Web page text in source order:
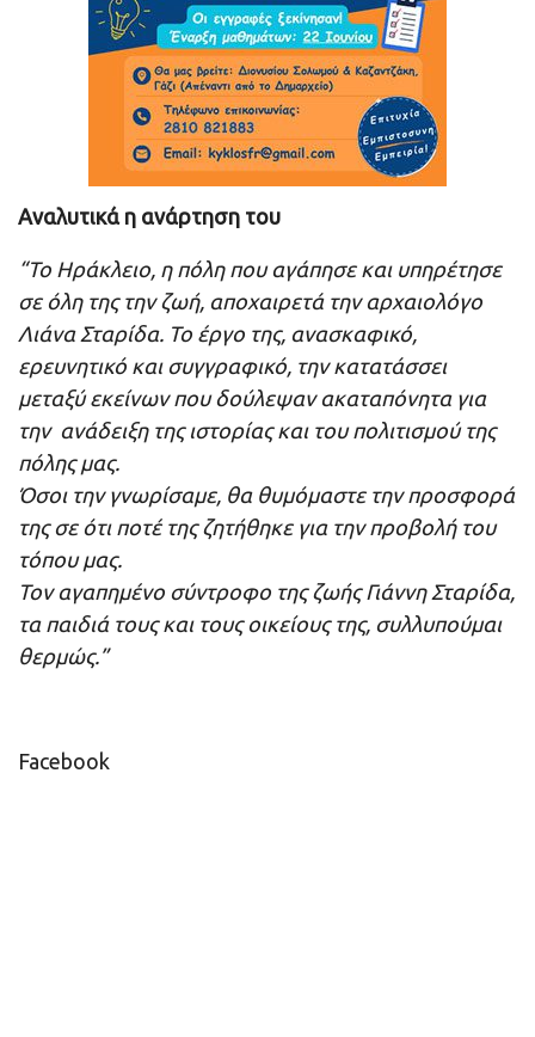
Αναλυτικά η ανάρτηση του
“Το Ηράκλειο, η πόλη που αγάπησε και υπηρέτησε
σε όλη της την ζωή, αποχαιρετά την αρχαιολόγο
Λιάνα Σταρίδα. Το έργο της, ανασκαφικό,
ερευνητικό και συγγραφικό, την κατατάσσει
μεταξύ εκείνων που δούλεψαν ακαταπόνητα για
την ανάδειξη της ιστορίας και του πολιτισμού της
πόλης μας.
Όσοι την γνωρίσαμε, θα θυμόμαστε την προσφορά
της σε ότι ποτέ της ζητήθηκε για την προβολή του
τόπου μας.
Τον αγαπημένο σύντροφο της ζωής Γιάννη Σταρίδα,
τα παιδιά τους και τους οικείους της, συλλυπούμαι
θερμώς.”
Facebook